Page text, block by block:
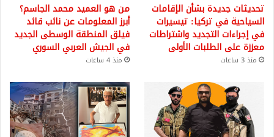
تحديثات جديدة بشأن الإقامات
السياحية في تركيا: تيسيرات
في إجراءات التجديد واشتراطات
معززة على الطلبات الأولى
منذ 3 ساعات
من هو العميد محمد الجاسم؟
أبرز المعلومات عن نائب قائد
فيلق المنطقة الوسطى الجديد
في الجيش العربي السوري
منذ 4 ساعات